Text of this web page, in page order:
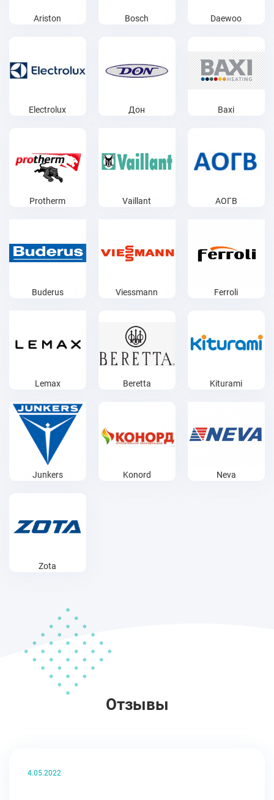
Ariston Bosch Daewoo
Electrolux Дон Baxi
Protherm Vaillant АОГВ
Buderus Viessmann Ferroli
Lemax Beretta Kiturami
Junkers Konord Neva
Zota
Отзывы
4.05.2022